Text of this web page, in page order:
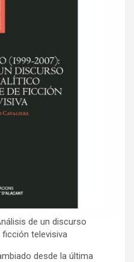
de un discurso
televisiva
desde la última